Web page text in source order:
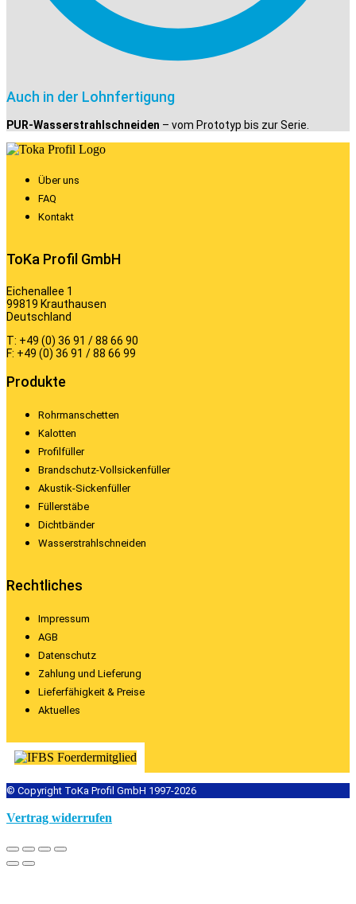
Auch in der Lohnfertigung
PUR-Wasserstrahlschneiden – vom Prototyp bis zur Serie.
Über uns
FAQ
Kontakt
ToKa Profil GmbH
Eichenallee 1
99819 Krauthausen
Deutschland
T: +49 (0) 36 91 / 88 66 90
F: +49 (0) 36 91 / 88 66 99
Produkte
Rohrmanschetten
Kalotten
Profilfüller
Brandschutz-Vollsickenfüller
Akustik-Sickenfüller
Füllerstäbe
Dichtbänder
Wasserstrahlschneiden
Rechtliches
Impressum
AGB
Datenschutz
Zahlung und Lieferung
Lieferfähigkeit & Preise
Aktuelles
© Copyright ToKa Profil GmbH 1997-2026
Vertrag widerrufen